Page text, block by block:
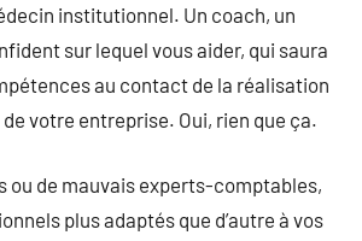
institutionnel. Un coach, un
sur lequel vous aider, qui saura
au contact de la réalisation
votre entreprise. Oui, rien que ça.
ou de mauvais experts-comptables,
plus adaptés que d’autre à vos